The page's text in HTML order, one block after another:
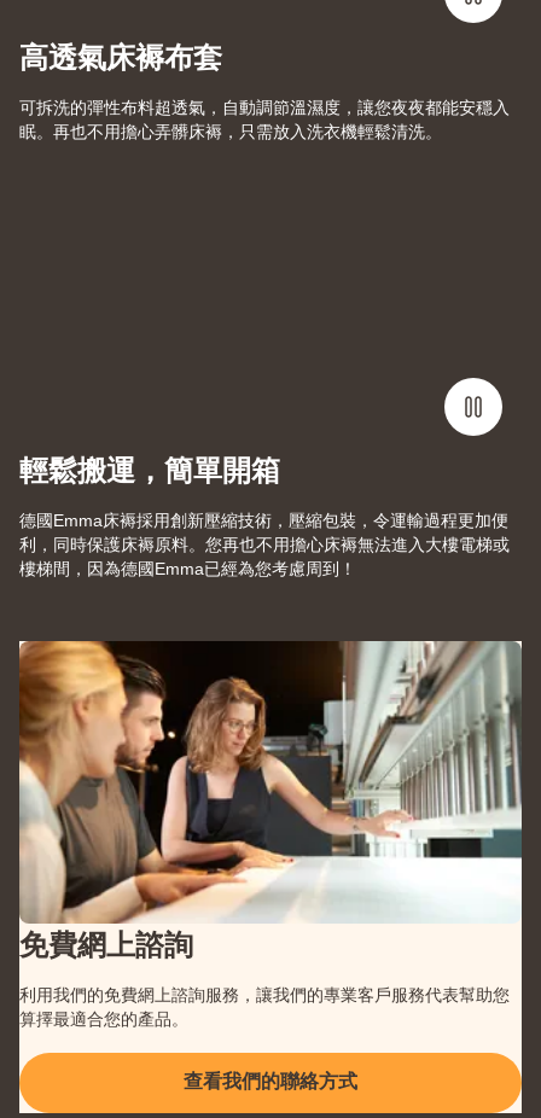
高透氣床褥布套
可拆洗的彈性布料超透氣，自動調節溫濕度，讓您夜夜都能安穩入
眠。再也不用擔心弄髒床褥，只需放入洗衣機輕鬆清洗。
輕鬆搬運，簡單開箱
德國Emma床褥採用創新壓縮技術，壓縮包裝，令運輸過程更加便
利，同時保護床褥原料。您再也不用擔心床褥無法進入大樓電梯或
樓梯間，因為德國Emma已經為您考慮周到！
免費網上諮詢
利用我們的免費網上諮詢服務，讓我們的專業客戶服務代表幫助您
算擇最適合您的產品。
查看我們的聯絡方式